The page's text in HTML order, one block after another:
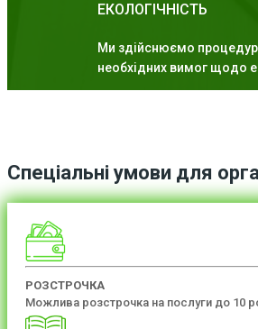
ЕКОЛОГІЧНІСТЬ
Ми здійснюємо
необхідних вимог щодо
Спеціальні умови для
РОЗСТРОЧКА
Можлива розстрочка на послуги до 10